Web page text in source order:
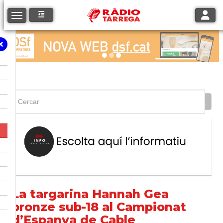
Toggle navigation
La targarina Hannah Gea
bronze sub-18 al Campionat
d’Espanya de Cable